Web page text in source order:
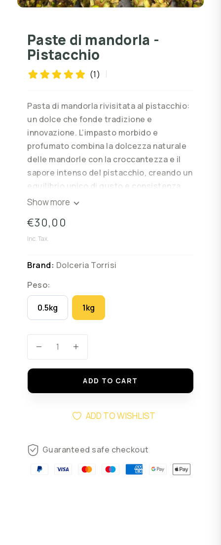
Paste di mandorla -
Pistacchio
(1)
Pasta di mandorla rivisitata al pistacchio:
un dolce che fonde tradizione e
innovazione. L’impasto morbido e
profumato combina la dolcezza naturale
delle mandorle con la croccantezza e il
sapore intenso del pistacchio, creando un
equilibrio unico di gusto e consistenza.
Ideale per chi desidera esplorare nuovi
ricetta classica, questa variante regala
un’esperienza gustativa raffinata e
momento della giornata, sia come
dessert che come dolce
accompagnamento a tè e caffè.
Show more
€30,00
Inc. Tax.
Brand: Dolceria Torrisi
Peso:
0.5kg 1kg
ADD TO CART
ADD TO WISHLIST
Guaranteed safe checkout